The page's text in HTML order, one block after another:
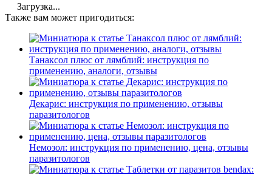
Загрузка...
Также вам может пригодиться:
Танаксол плюс от лямблий: инструкция по
применению, аналоги, отзывы
Декарис: инструкция по применению, отзывы
паразитологов
Немозол: инструкция по применению, цена, отзывы
паразитологов